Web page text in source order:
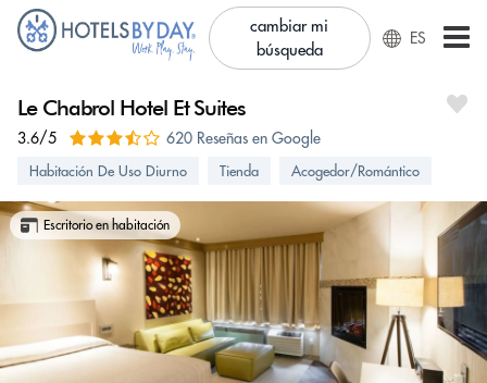
cambiar mi
búsqueda
ES
Le Chabrol Hotel Et Suites
3.6/5 620 Reseñas en Google
Habitación De Uso Diurno Tienda Acogedor/Romántico
Escritorio en habitación